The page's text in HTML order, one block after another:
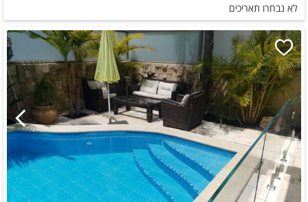
לא נבחרו תאריכים